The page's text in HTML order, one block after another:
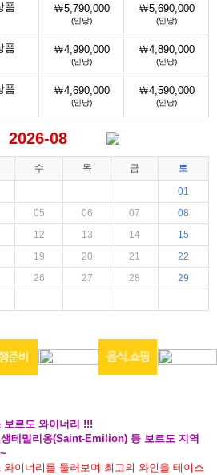
품
￦5,790,000
(인당)
￦5,690,000
(인당)
품
￦4,990,000
(인당)
￦4,890,000
(인당)
품
￦4,690,000
(인당)
￦4,590,000
(인당)
2026-08
수 목 금 토
01
05 06 07
08
12 13 14
15
19 20 21
22
26 27 28
29
보르도 와이너리 !!!
테밀리옹(Saint-Emilion) 등 보르도 지역
이너리를 둘러보며 최고의 와인을 테이스